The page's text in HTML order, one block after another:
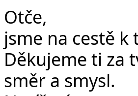
Otče,
jsme na cestě k
Děkujeme ti za
směr a smysl.